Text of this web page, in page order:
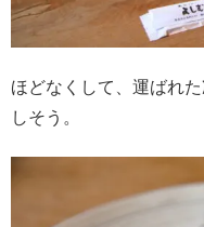
ほどなくして、運ばれ
しそう。